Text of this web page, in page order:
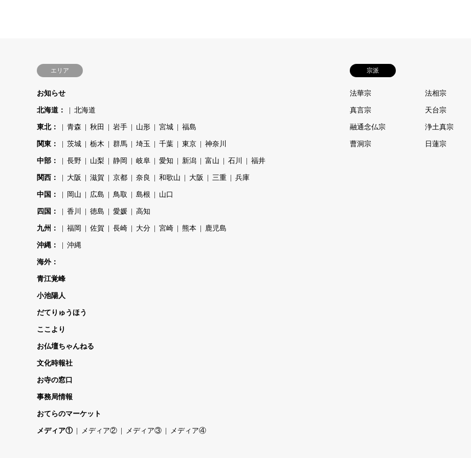
エリア
お知らせ
北海道： 北海道
東北： 青森 秋田 岩手 山形 宮城 福島
関東： 茨城 栃木 群馬 埼玉 千葉 東京 神奈川
中部： 長野 山梨 静岡 岐阜 愛知 新潟 富山 石川 福井
関西： 大阪 滋賀 京都 奈良 和歌山 大阪 三重 兵庫
中国： 岡山 広島 鳥取 島根 山口
四国： 香川 徳島 愛媛 高知
九州： 福岡 佐賀 長崎 大分 宮崎 熊本 鹿児島
沖縄： 沖縄
海外：
青江覚峰
小池陽人
だてりゅうほう
ここより
お仏壇ちゃんねる
文化時報社
お寺の窓口
事務局情報
おてらのマーケット
メディア① メディア② メディア③ メディア④
宗派
法華宗 法相宗
真言宗 天台宗
融通念仏宗 浄土真宗
曹洞宗 日蓮宗